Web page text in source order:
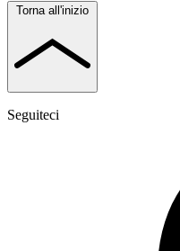
Torna all'inizio
Seguiteci